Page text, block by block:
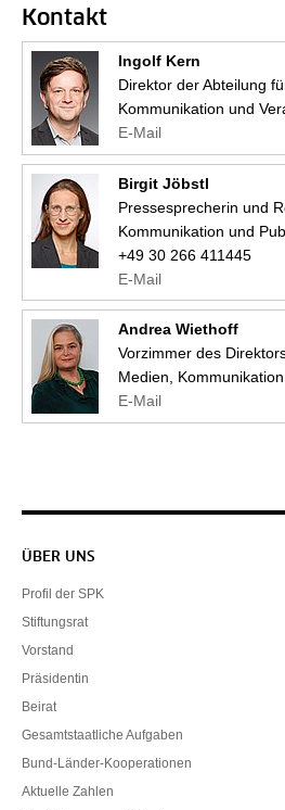
Kontakt
Ingolf Kern
Direktor der Abteilung
Kommunikation und
E-Mail
Birgit Jöbstl
Pressesprecherin und
Kommunikation und
+49 30 266 411445
E-Mail
Andrea Wiethoff
Vorzimmer des
Medien,
E-Mail
ÜBER UNS
Profil der SPK
Stiftungsrat
Vorstand
Präsidentin
Beirat
Gesamtstaatliche Aufgaben
Bund-Länder-Kooperationen
Aktuelle Zahlen